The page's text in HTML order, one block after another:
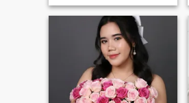
réel... une relation sérieuse à
long terme construite sur la
confiance, la gentillesse, la
cohérence, et un vrai
partenariat. Je suis une
mère de trois enfants
incroyables, et ils vivent avec
moi. Je suis financièrement
indépendante et je ne suis
pas ici pour demander quoi